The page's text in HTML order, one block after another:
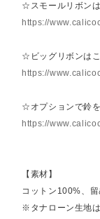
☆スモールリボン
https://
☆ビッグリボンは
https://
☆オプションで鈴
https://
【素材】
コットン100%、
※タナローン生地